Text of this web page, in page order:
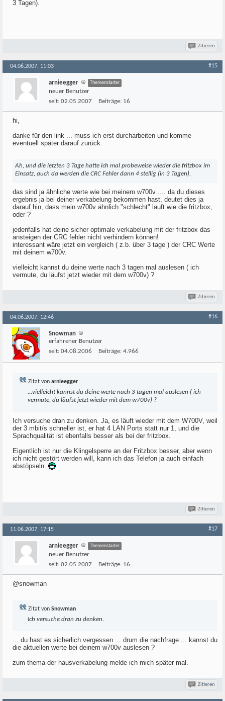
3 Tagen).
Zitieren
04.06.2007, 11:03 #15
arnieegger Themenstarter
neuer Benutzer
seit: 02.05.2007 Beiträge: 16
hi,
danke für den link ... muss ich erst durcharbeiten und komme
eventuell später darauf zurück.
Ah, und die letzten 3 Tage hatte ich mal probeweise wieder die fritzbox im
Einsatz, auch da werden die CRC Fehler dann 4 stellig (in 3 Tagen).
das sind ja ähnliche werte wie bei meinem w700v .... da du dieses
ergebnis ja bei deiner verkabelung bekommen hast, deutet dies ja
darauf hin, dass mein w700v ähnlich "schlecht" läuft wie die fritzbox,
oder ?
jedenfalls hat deine sicher optimale verkabelung mit der fritzbox das
ansteigen der CRC fehler nicht verhindern können!
interessant wäre jetzt ein vergleich ( z.b. über 3 tage ) der CRC Werte
mit deinem w700v.
vielleicht kannst du deine werte nach 3 tagen mal auslesen ( ich
vermute, du läufst jetzt wieder mit dem w700v) ?
Zitieren
04.06.2007, 12:46 #16
Snowman
erfahrener Benutzer
seit: 04.08.2006 Beiträge: 4.966
Zitat von arnieegger
...vielleicht kannst du deine werte nach 3 tagen mal auslesen ( ich
vermute, du läufst jetzt wieder mit dem w700v) ?
Ich versuche dran zu denken. Ja, es läuft wieder mit dem W700V, weil
der 3 mbit/s schneller ist, er hat 4 LAN Ports statt nur 1, und die
Sprachqualität ist ebenfalls besser als bei der fritzbox.
Eigentlich ist nur die Klingelsperre an der Fritzbox besser, aber wenn
ich nicht gestört werden will, kann ich das Telefon ja auch einfach
abstöpseln.
Zitieren
11.06.2007, 17:15 #17
arnieegger Themenstarter
neuer Benutzer
seit: 02.05.2007 Beiträge: 16
@snowman
Zitat von Snowman
Ich versuche dran zu denken.
... du hast es sicherlich vergessen ... drum die nachfrage ... kannst du
die aktuellen werte bei deinem w700v auslesen ?
zum thema der hausverkabelung melde ich mich später mal.
Zitieren